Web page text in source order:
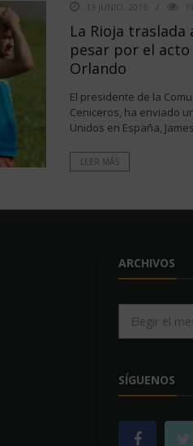
13 JUNIO, 2016
La Rioja traslada
pesar por el
Orlando
El presidente de la
Ceniceros, ha enviado
Unidos en España,
LEER MÁS
ARCHIVOS
SÍGUENOS